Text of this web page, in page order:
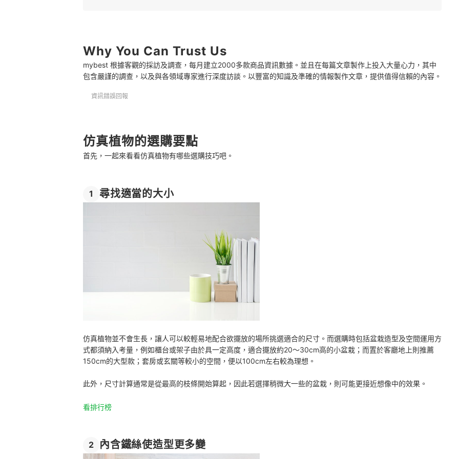
5 光觸媒類型使空氣更清新
推薦十大仿真植物人氣排行榜
Why You Can Trust Us
mybest 根據客觀的採訪及調查，每月建立2000多款商品資訊數據。並且在每篇文章製作上投入大量心力，其中
包含嚴謹的調查，以及與各領域專家進行深度訪談。以豐富的知識及準確的情報製作文章，提供值得信賴的內容。
資訊錯誤回報
仿真植物的選購要點
首先，一起來看看仿真植物有哪些選購技巧吧。
1 尋找適當的大小
仿真植物並不會生長，讓人可以較輕易地配合欲擺放的場所挑選適合的尺寸。而選購時包括盆栽造型及空間運用方
式都須納入考量，例如櫃台或架子由於具一定高度，適合擺放約20～30cm高的小盆栽；而置於客廳地上則推薦
150cm的大型款；套房或玄關等較小的空間，便以100cm左右較為理想。
此外，尺寸計算通常是從最高的枝條開始算起，因此若選擇稍微大一些的盆栽，則可能更接近想像中的效果。
看排行榜
2 內含鐵絲使造型更多變